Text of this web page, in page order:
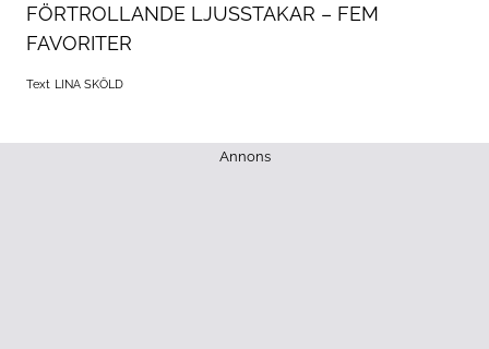
FÖRTROLLANDE LJUSSTAKAR – FEM
FAVORITER
Text LINA SKÖLD
Annons